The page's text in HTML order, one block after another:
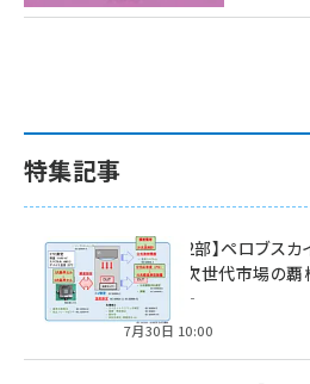
特集記事
特集【第2部】ペロブス
戦略 ― 次世代市場の覇
の動向 ―
7月30日 10:00